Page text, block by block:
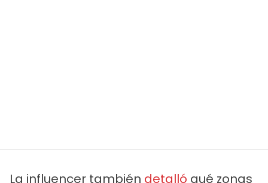
La influencer también detalló qué zonas